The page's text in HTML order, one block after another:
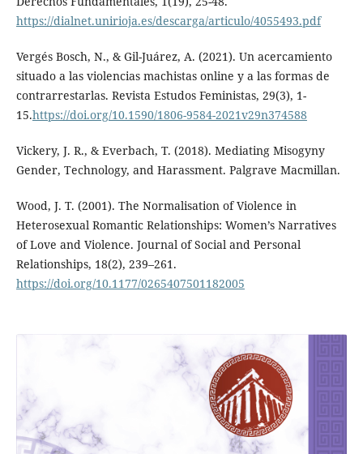
https://dialnet.unirioja.es/descarga/articulo/4055493.pdf
Vergés Bosch, N., & Gil-Juárez, A. (2021). Un acercamiento
situado a las violencias machistas online y a las formas de
contrarrestarlas. Revista Estudos Feministas, 29(3), 1-
15.https://doi.org/10.1590/1806-9584-2021v29n374588
Vickery, J. R., & Everbach, T. (2018). Mediating Misogyny
Gender, Technology, and Harassment. Palgrave Macmillan.
Wood, J. T. (2001). The Normalisation of Violence in
Heterosexual Romantic Relationships: Women’s Narratives
of Love and Violence. Journal of Social and Personal
Relationships, 18(2), 239–261.
https://doi.org/10.1177/0265407501182005